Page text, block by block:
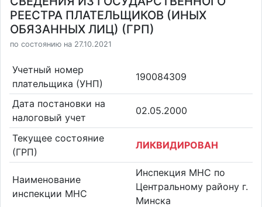
РЕЕСТРА ПЛАТЕЛЬЩИКОВ (ИНЫХ
ОБЯЗАННЫХ ЛИЦ) (ГРП)
по состоянию на 27.10.2021
Учетный номер
плательщика (УНП)
190084309
Дата постановки на
налоговый учет
02.05.2000
Текущее состояние
(ГРП)
ЛИКВИДИРОВАН
Наименование
инспекции МНС
Инспекция МНС по
Центральному району г.
Минска